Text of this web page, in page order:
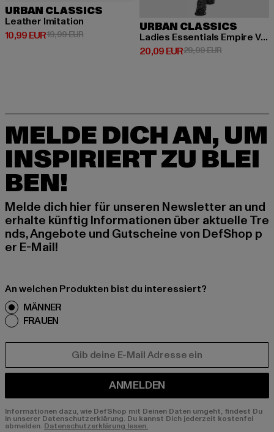
URBAN CLASSICS
Leather Imitation
10,99 EUR
Derzeitiger Preis: 10,99 EUR
19,99 EURAktionspreis: 19,99 EUR
URBAN CLASSICS
Ladies Essentials Empire Valance
20,09 EUR
Derzeitiger Preis: 20,09 EUR
29,99 EURAktionspreis:
MELDE DICH AN, UM
INSPIRIERT ZU BLEI
BEN!
Melde dich hier für unseren Newsletter an und
erhalte künftig Informationen über aktuelle Tre
nds, Angebote und Gutscheine von DefShop p
er E-Mail!
An welchen Produkten bist du interessiert?
MÄNNER
FRAUEN
ANMELDEN
Informationen dazu, wie DefShop mit Deinen Daten umgeht, findest Du
in unserer Datenschutzerklärung. Du kannst Dich jederzeit kostenfei
abmelden. Datenschutzerklärung lesen.